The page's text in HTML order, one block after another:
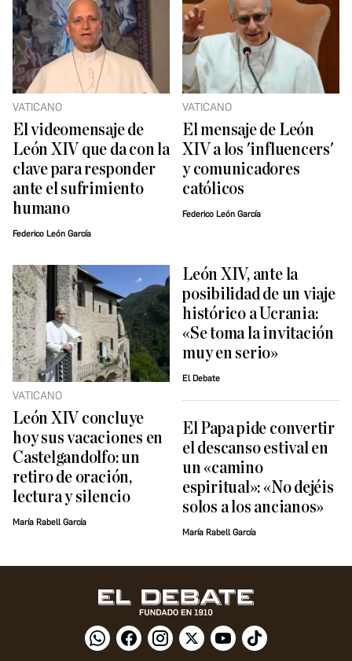
VATICANO
El videomensaje de
León XIV que da con la
clave para responder
ante el sufrimiento
humano
Federico León García
VATICANO
El mensaje de León
XIV a los 'influencers'
y comunicadores
católicos
Federico León García
VATICANO
León XIV concluye
hoy sus vacaciones en
Castelgandolfo: un
retiro de oración,
lectura y silencio
María Rabell García
León XIV, ante la
posibilidad de un viaje
histórico a Ucrania:
«Se toma la invitación
muy en serio»
El Debate
El Papa pide convertir
el descanso estival en
un «camino
espiritual»: «No dejéis
solos a los ancianos»
María Rabell García